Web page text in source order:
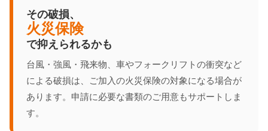
その破損、
火災保険
で抑えられるかも
台風・強風・飛来物、車やフォークリフトの衝突など
による破損は、ご加入の火災保険の対象になる場合が
あります。申請に必要な書類のご用意もサポートしま
す。